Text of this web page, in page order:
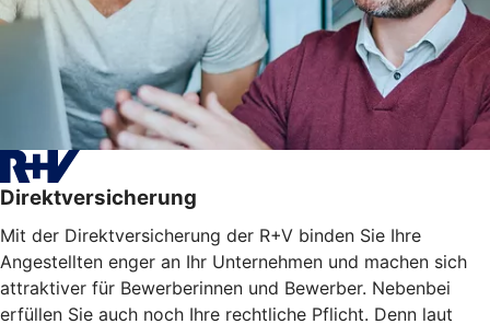
Direktversicherung
Mit der Direktversicherung der R+V binden Sie Ihre
Angestellten enger an Ihr Unternehmen und machen sich
attraktiver für Bewerberinnen und Bewerber. Nebenbei
erfüllen Sie auch noch Ihre rechtliche Pflicht. Denn laut